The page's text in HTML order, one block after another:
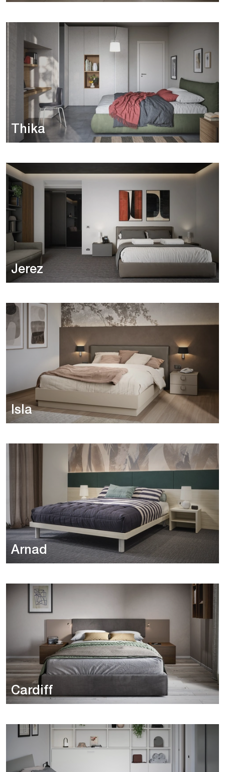
Thika
Jerez
Isla
Arnad
Cardiff